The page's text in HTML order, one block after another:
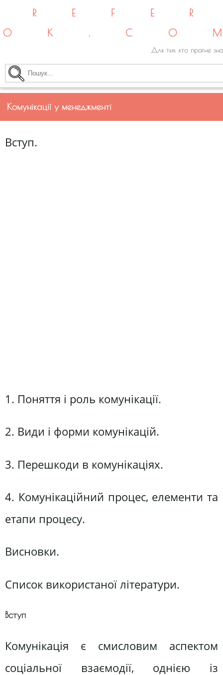
Для тих хто прагне
Комунікації у менеджменті
Вступ.
1. Поняття і роль комунікації.
2. Види і форми комунікацій.
3. Перешкоди в комунікаціях.
4. Комунікаційний процес, елементи та
етапи процесу.
Висновки.
Список використаної літератури.
Вступ
Комунікація є смисловим аспектом
соціальної взаємодії, однією із